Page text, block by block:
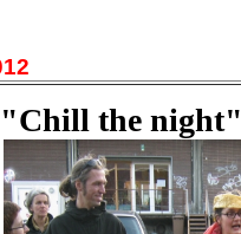
"Chill the night"